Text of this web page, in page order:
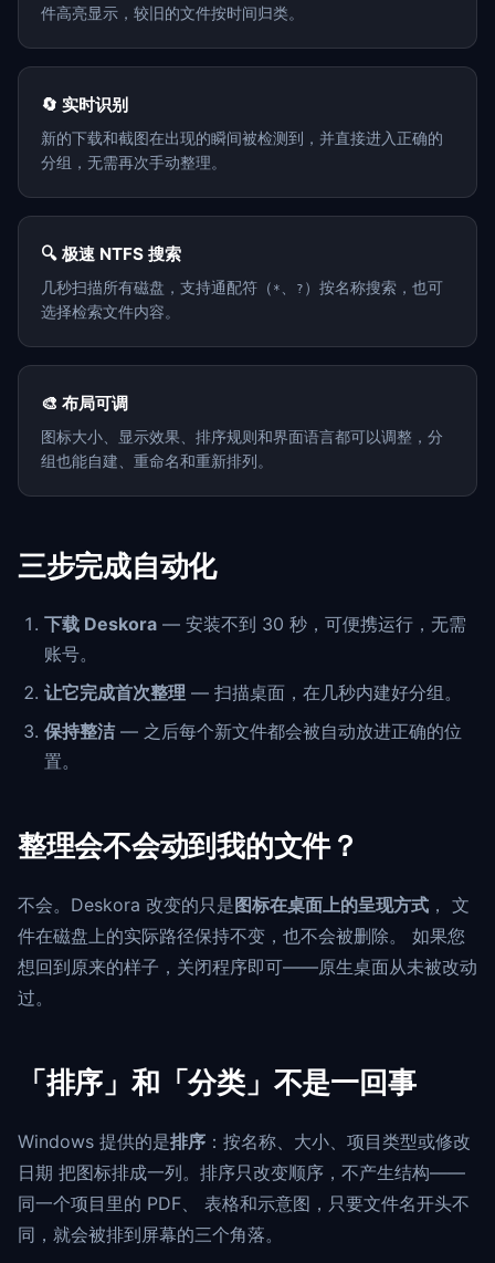
件高亮显示，较旧的文件按时间归类。
🔄 实时识别
新的下载和截图在出现的瞬间被检测到，并直接进入正确的
分组，无需再次手动整理。
🔍 极速 NTFS 搜索
几秒扫描所有磁盘，支持通配符（ * ? ）按名称搜索，也可
选择检索文件内容。
🎨 布局可调
图标大小、显示效果、排序规则和界面语言都可以调整，分
组也能自建、重命名和重新排列。
三步完成自动化
下载 Deskora — 安装不到 30 秒，可便携运行，无需
账号。
让它完成首次整理 — 扫描桌面，在几秒内建好分组。
保持整洁 — 之后每个新文件都会被自动放进正确的位
置。
整理会不会动到我的文件？
不会。Deskora 改变的只是 图标在桌面上的呈现方式 ， 文
件在磁盘上的实际路径保持不变，也不会被删除。 如果您
想回到原来的样子，关闭程序即可——原生桌面从未被改动
过。
「排序」和「分类」不是一回事
Windows 提供的是排序 ：按名称、大小、项目类型或修改
日期 把图标排成一列。排序只改变顺序，不产生结构——
同一个项目里的 PDF、 表格和示意图，只要文件名开头不
同，就会被排到屏幕的三个角落。